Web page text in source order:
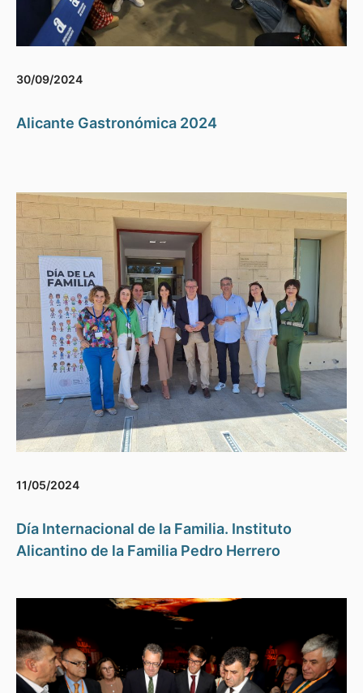
30/09/2024
Alicante Gastronómica 2024
11/05/2024
Día Internacional de la Familia. Instituto
Alicantino de la Familia Pedro Herrero